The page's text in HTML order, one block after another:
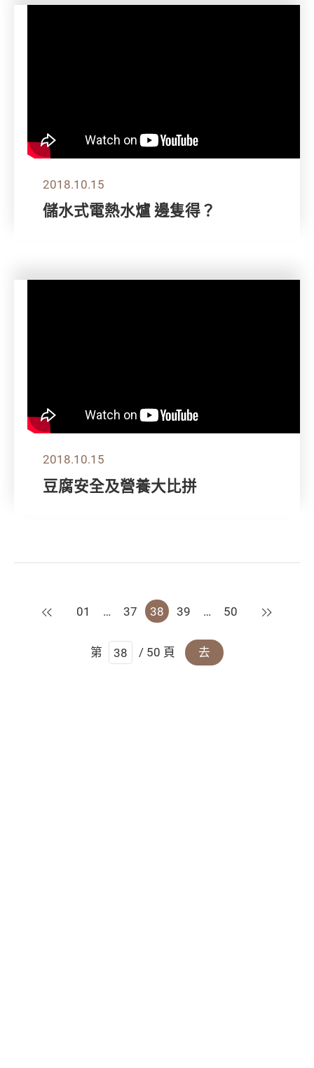
2018.10.15
儲水式電熱水爐 邊隻得？
2018.10.15
豆腐安全及營養大比拼
上一頁
01 … 37 38 39 … 50 下一頁
第 / 50 頁 去